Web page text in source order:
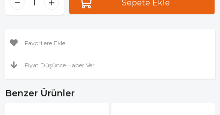
Favorilere Ekle
Fiyat Düşünce Haber Ver
Benzer Ürünler